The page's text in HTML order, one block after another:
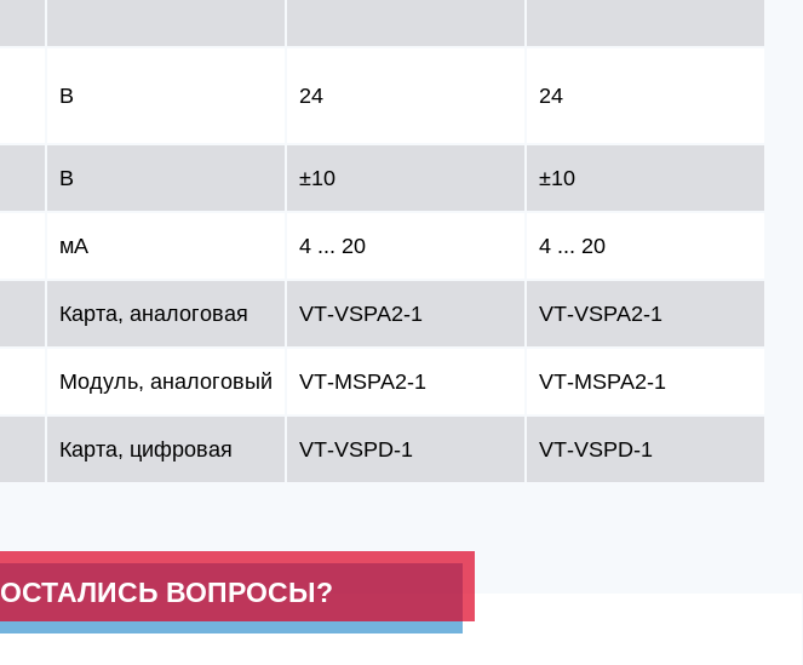
В 24 24
В ±10 ±10
мA 4 ... 20 4 ... 20
Карта, аналоговая VT‑VSPA2‑1 VT‑VSPA2‑1
Модуль, аналоговый VT‑MSPA2‑1 VT‑MSPA2‑1
Карта, цифровая VT‑VSPD‑1 VT‑VSPD‑1
ОСТАЛИСЬ ВОПРОСЫ?